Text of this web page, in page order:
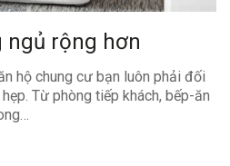
ngủ rộng hơn
hộ chung cư bạn luôn phải đối
Từ phòng tiếp khách, bếp-ăn